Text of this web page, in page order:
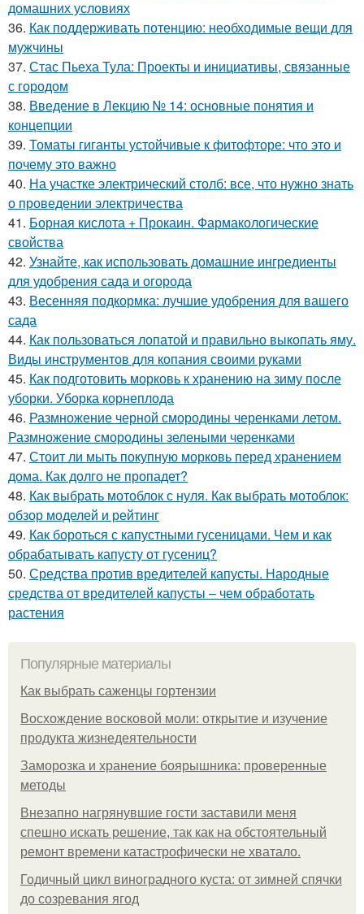
домашних условиях
36. Как поддерживать потенцию: необходимые вещи для
мужчины
37. Стас Пьеха Тула: Проекты и инициативы, связанные
с городом
38. Введение в Лекцию № 14: основные понятия и
концепции
39. Томаты гиганты устойчивые к фитофторе: что это и
почему это важно
40. На участке электрический столб: все, что нужно знать
о проведении электричества
41. Борная кислота + Прокаин. Фармакологические
свойства
42. Узнайте, как использовать домашние ингредиенты
для удобрения сада и огорода
43. Весенняя подкормка: лучшие удобрения для вашего
сада
44. Как пользоваться лопатой и правильно выкопать яму.
Виды инструментов для копания своими руками
45. Как подготовить морковь к хранению на зиму после
уборки. Уборка корнеплода
46. Размножение черной смородины черенками летом.
Размножение смородины зелеными черенками
47. Стоит ли мыть покупную морковь перед хранением
дома. Как долго не пропадет?
48. Как выбрать мотоблок с нуля. Как выбрать мотоблок:
обзор моделей и рейтинг
49. Как бороться с капустными гусеницами. Чем и как
обрабатывать капусту от гусениц?
50. Средства против вредителей капусты. Народные
средства от вредителей капусты – чем обработать
растения
Популярные материалы
Как выбрать саженцы гортензии
Восхождение восковой моли: открытие и изучение
продукта жизнедеятельности
Заморозка и хранение боярышника: проверенные
методы
Внезапно нагрянувшие гости заставили меня
спешно искать решение, так как на обстоятельный
ремонт времени катастрофически не хватало.
Годичный цикл виноградного куста: от зимней спячки
до созревания ягод